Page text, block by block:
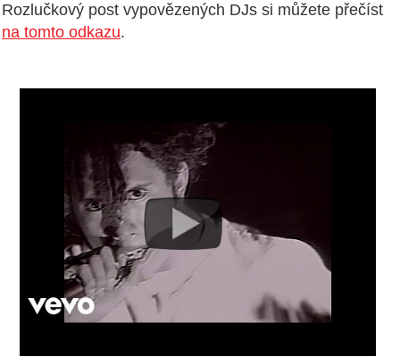
Rozlučkový post vypovězených DJs si můžete přečíst
na tomto odkazu.